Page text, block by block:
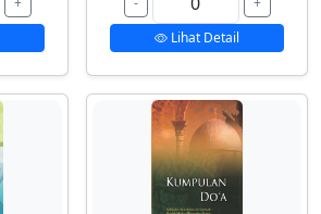
Lihat Detail